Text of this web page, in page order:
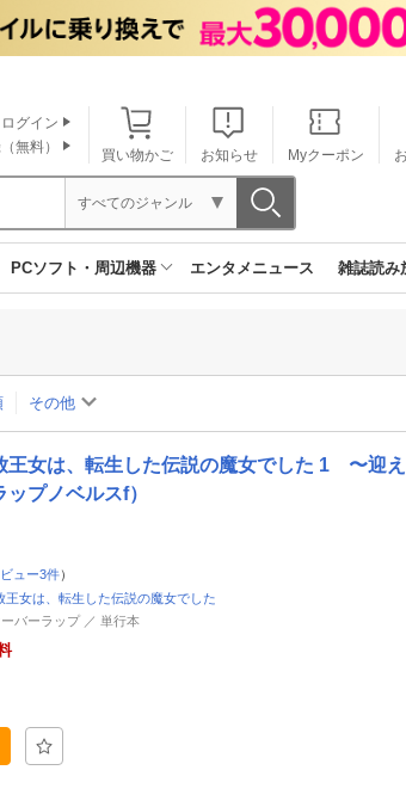
買い物かご お知らせ Myクーポン
ログイン
無料）
すべてのジャンル
PCソフト・周辺機器 エンタメニュース 雑誌読み
その他
王女は、転生した伝説の魔女でした 1 〜迎
プノベルスf）
ュー3件）
王女は、転生した伝説の魔女でした
バーラップ ／ 単行本